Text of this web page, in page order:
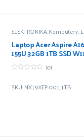
ELEKTRONIKA,Komputery,
Laptop Acer Aspire
155U 32GB 1TB SSD
5
(0)
SKU: NX.J9XEP.001_1TB